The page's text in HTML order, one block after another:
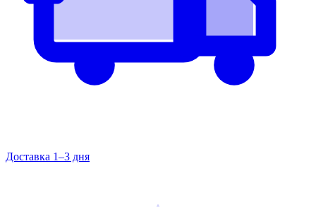
Доставка 1–3 дня